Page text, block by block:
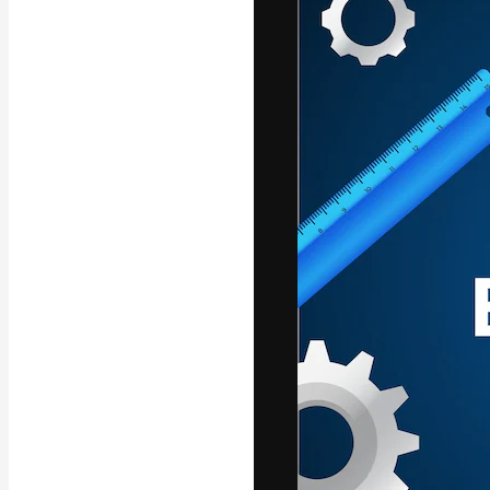
La
migliori lavori.
creativi,
Italiano
Copyright © 2010-